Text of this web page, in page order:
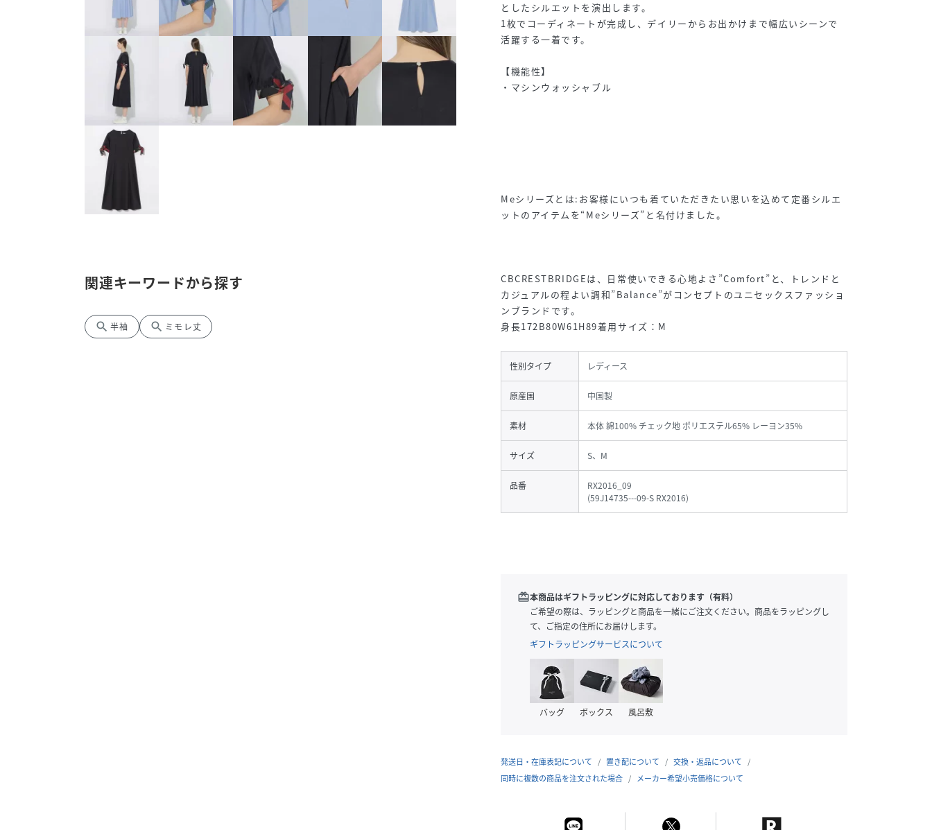
関連キーワードから探す
search 半袖 search ミモレ丈
としたシルエットを演出します。
1枚でコーディネートが完成し、デイリーからお出かけまで幅広いシーンで
活躍する一着です。
【機能性】
・マシンウォッシャブル
Meシリーズとは:お客様にいつも着ていただきたい思いを込めて定番シルエ
ットのアイテムを“Meシリーズ”と名付けました。
CBCRESTBRIDGEは、日常使いできる心地よさ”Comfort”と、トレンドと
カジュアルの程よい調和”Balance”がコンセプトのユニセックスファッショ
ンブランドです。
身長172B80W61H89着用サイズ：M
性別タイプ レディース
原産国 中国製
素材 本体 綿100% チェック地 ポリエステル65% レーヨン35%
サイズ S、M
品番
RX2016_09
(59J14735---09-S RX2016)
redeem本商品はギフトラッピングに対応しております（有料）
ご希望の際は、ラッピングと商品を一緒にご注文ください。商品をラッピングし
て、ご指定の住所にお届けします。
ギフトラッピングサービスについて
バッグ ボックス 風呂敷
発送日・在庫表記について 置き配について
交換・返品について
同時に複数の商品を注文された場合
メーカー希望小売価格について